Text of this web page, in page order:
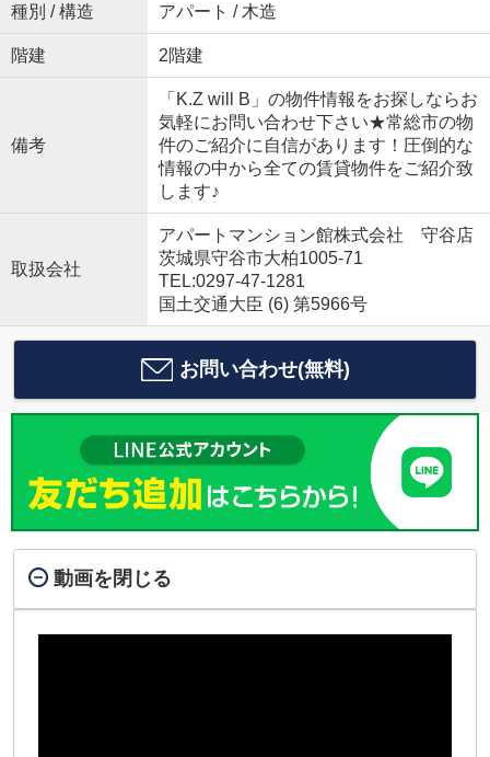
種別 / 構造 アパート / 木造
階建 2階建
備考
「K.Z will B」の物件情報をお探しならお
気軽にお問い合わせ下さい★常総市の物
件のご紹介に自信があります！圧倒的な
情報の中から全ての賃貸物件をご紹介致
します♪
取扱会社
アパートマンション館株式会社 守谷店
茨城県守谷市大柏1005-71
TEL:0297-47-1281
国土交通大臣 (6) 第5966号
お問い合わせ(無料)
動画を閉じる